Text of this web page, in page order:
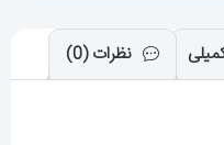
نظرات (0)